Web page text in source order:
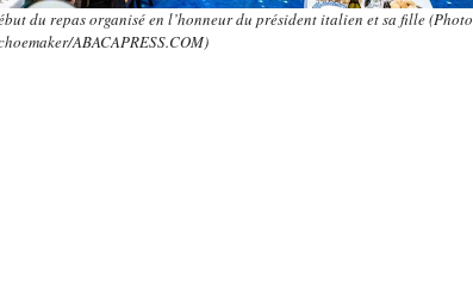
du repas organisé en l’honneur du président italien et sa fille (Photo
ABACAPRESS.COM)